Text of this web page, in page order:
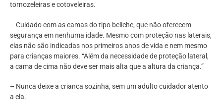
tornozeleiras e cotoveleiras.
– Cuidado com as camas do tipo beliche, que não oferecem
segurança em nenhuma idade. Mesmo com proteção nas laterais,
elas não são indicadas nos primeiros anos de vida e nem mesmo
para crianças maiores. “Além da necessidade de proteção lateral,
a cama de cima não deve ser mais alta que a altura da criança.”
– Nunca deixe a criança sozinha, sem um adulto cuidador atento
a ela.